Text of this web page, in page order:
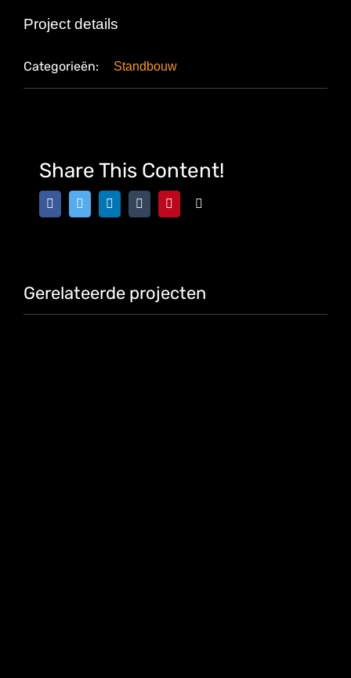
Project details
Categorieën: Standbouw
Share This Content!
FacebookTwitter LinkedInTumblr Pinterest
Gerelateerde projecten